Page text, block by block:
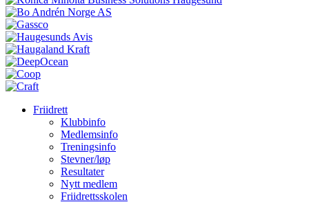
Friidrett
Klubbinfo
Medlemsinfo
Treningsinfo
Stevner/løp
Resultater
Nytt medlem
Friidrettsskolen